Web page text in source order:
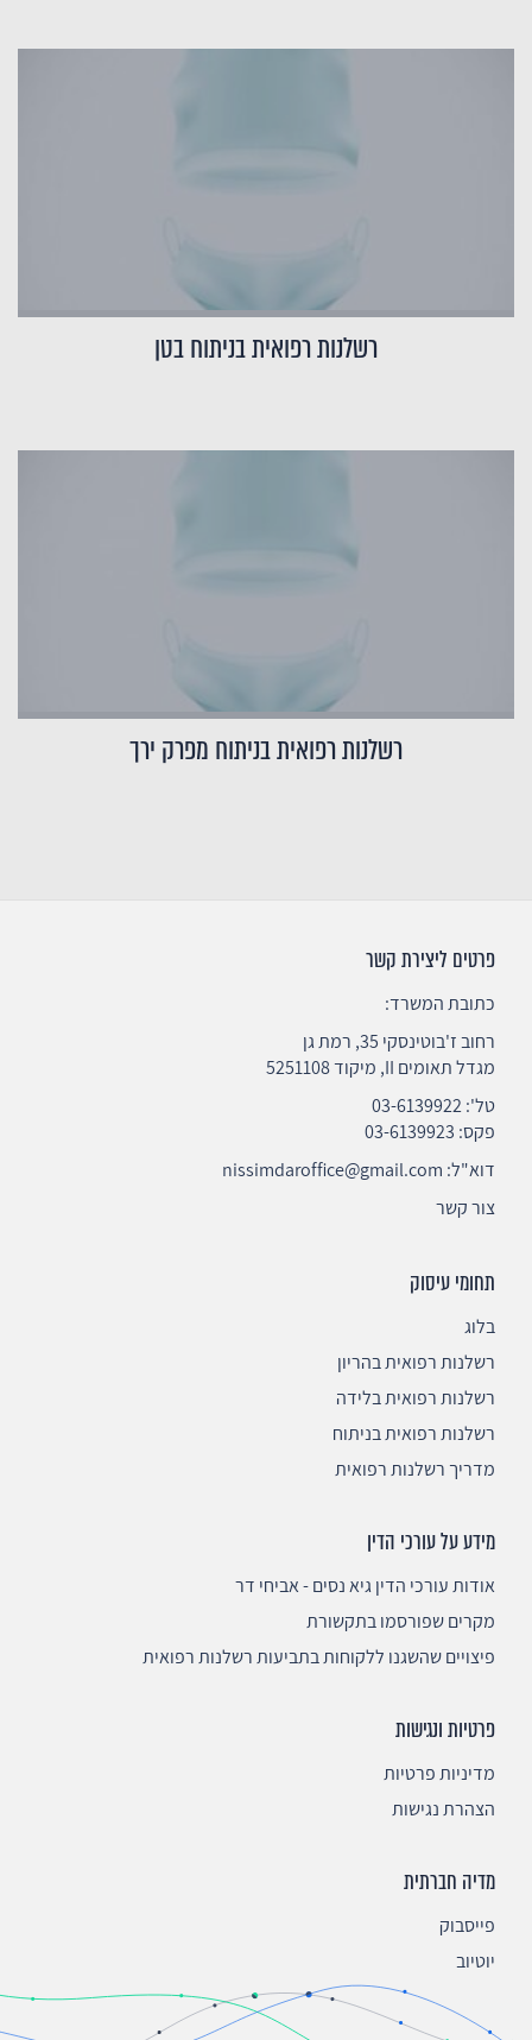
רשלנות רפואית בניתוח בטן
רשלנות רפואית בניתוח מפרק ירך
פרטים ליצירת קשר
כתובת המשרד:
רחוב ז'בוטינסקי 35, רמת גן
מגדל תאומים II, מיקוד 5251108
טל':03-6139922
פקס: 03-6139923
דוא"ל: nissimdaroffice@gmail.com
צור קשר
תחומי עיסוק
בלוג
רשלנות רפואית בהריון
רשלנות רפואית בלידה
רשלנות רפואית בניתוח
מדריך רשלנות רפואית
מידע על עורכי הדין
אודות עורכי הדין גיא נסים - אביחי דר
מקרים שפורסמו בתקשורת
פיצויים שהשגנו ללקוחות בתביעות רשלנות רפואית
פרטיות ונגישות
מדיניות פרטיות
הצהרת נגישות
מדיה חברתית
פייסבוק
יוטיוב